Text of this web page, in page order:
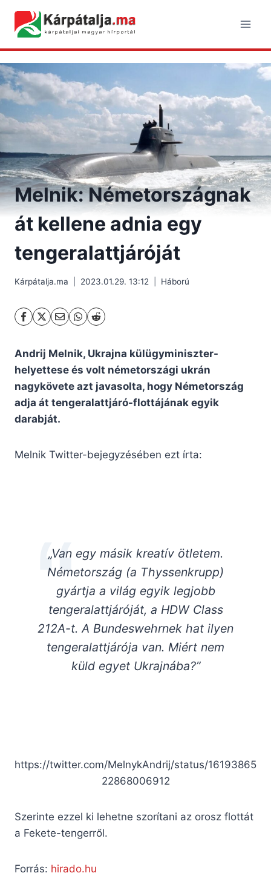
content
Melnik: Németországnak
át kellene adnia egy
tengeralattjáróját
Kárpátalja.ma 2023.01.29. 13:12 Háború
Andrij Melnik, Ukrajna külügyminiszter-
helyettese és volt németországi ukrán
nagykövete azt javasolta, hogy Németország
adja át tengeralattjáró-flottájának egyik
darabját.
Melnik Twitter-bejegyzésében ezt írta:
„Van egy másik kreatív ötletem.
Németország (a Thyssenkrupp)
gyártja a világ egyik legjobb
tengeralattjáróját, a HDW Class
212A-t. A Bundeswehrnek hat ilyen
tengeralattjárója van. Miért nem
küld egyet Ukrajnába?”
https://twitter.com/MelnykAndrij/status/16193865
22868006912
Szerinte ezzel ki lehetne szorítani az orosz flottát
a Fekete-tengerről.
Forrás: hirado.hu